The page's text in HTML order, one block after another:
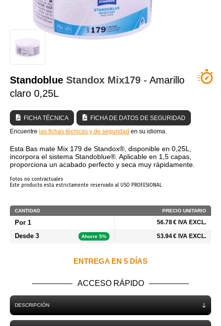
EQUIPAMIENTO PARA TALLERES DE CARROCERÍA
INSTALACIÓN DE LABORATORIO
TUTORIALES Y CONSEJOS
Standoblue Standox Mix179 - Amarillo
claro 0,25L
FICHA TÉCNICA
FICHA DE DATOS DE SEGURIDAD
Encuentre las fichas técnicas y de seguridad en su idioma.
Esta Bas mate Mix 179 de Standox®, disponible en 0,25L,
incorpora el sistema Standoblue®. Aplicable en 1,5 capas,
proporciona un acabado perfecto y seca muy rápidamente.
Fotos no contractuales
Este producto está estrictamente reservado al USO PROFESIONAL
CANTIDAD PRECIO UNITARIO
Por 1 56.78 € IVA EXCL.
Desde 3 Ahorre 5% 53.94 € IVA EXCL.
ENTREGA EN 5 DÍAS
ACCESO RÁPIDO
DESCRIPCIÓN